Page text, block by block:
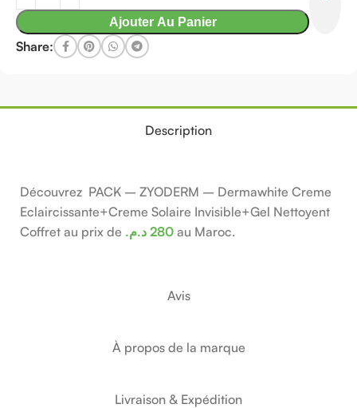
Ajouter Au Panier
Share:
Description
Avis
À propos de la marque
Livraison & Expédition
Découvrez PACK – ZYODERM – Dermawhite Creme
Eclaircissante+Creme Solaire Invisible+Gel Nettoyent
Coffret au prix de
280 د.م. au Maroc.